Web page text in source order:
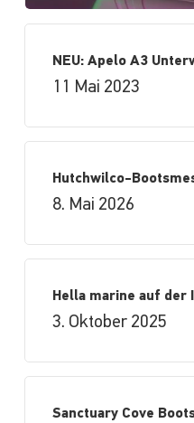
NEU: Apelo A3
11 Mai 2023
Hutchwilco-
8. Mai 2026
Hella marine auf der
3. Oktober 2025
Sanctuary Cove